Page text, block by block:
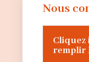
Nous
remplir